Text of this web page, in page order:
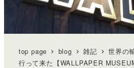
top page blog 雑記
世界の
行って来た【WALLPAPER